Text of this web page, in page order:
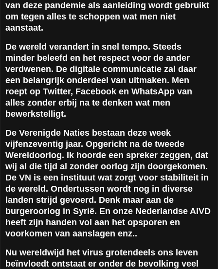
van deze pandemie als aanleiding wordt gebruikt
om tegen alles te schoppen wat men niet
aanstaat.
De wereld verandert in snel tempo. Steeds
minder beleefd en het respect voor de ander
verdwenen. De digitale communicatie zal daar
een belangrijk onderdeel van uitmaken. Men
roept op Twitter, Facebook en WhatsApp van
alles zonder erbij na te denken wat men
bewerkstelligt.
De Verenigde Naties bestaan deze week
vijfenzeventig jaar. Opgericht na de tweede
Wereldoorlog. Ik hoorde een spreker zeggen, dat
wij al die tijd al zonder oorlog zijn doorgekomen.
De VN is een instituut wat zorgt voor stabiliteit in
de wereld. Ondertussen wordt nog in diverse
landen strijd gevoerd. Denk maar aan de
burgeroorlog in Syrië. En onze Nederlandse AIVD
heeft zijn handen vol aan het opsporen en
voorkomen van aanslagen enz..
Nu wereldwijd het virus grotendeels ons leven
beïnvloedt ontstaat er onder de bevolking veel